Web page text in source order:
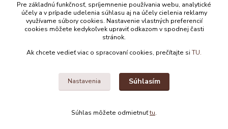
antikvariat@antikvychod.sk
Upravit sběr cookies.
Pre základnú funkčnosť, spríjemnenie používania webu, analytické
účely a v prípade udelenia súhlasu aj na účely cielenia reklamy
využívame súbory cookies. Nastavenie vlastných preferencií
cookies môžete kedykoľvek upraviť odkazom v spodnej časti
stránok.
Ak chcete vedieť viac o spracovaní cookies, prečítajte siTU.
Nastavenia Súhlasím
Súhlas môžete odmietnuťtu.